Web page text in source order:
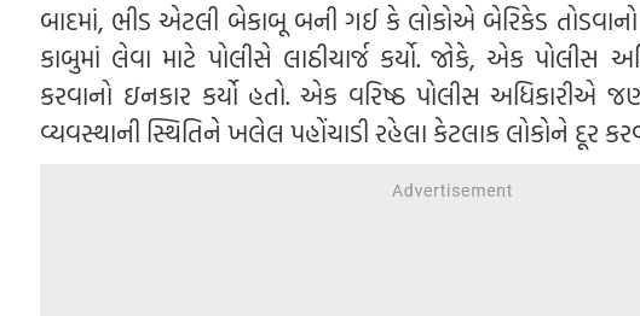
બાદમાં, ભીડ એટલી બેકાબૂ બની ગઈ કે લોકોએ બેરિકેડ તોડવાનો
કાબુમાં લેવા માટે પોલીસે લાઠીચાર્જ કર્યો. જોકે, એક પોલીસ
કરવાનો ઇનકાર કર્યો હતો. એક વરિષ્ઠ પોલીસ અધિકારીએ
વ્યવસ્થાની સ્થિતિને ખલેલ પહોંચાડી રહેલા કેટલાક લોકોને દૂર